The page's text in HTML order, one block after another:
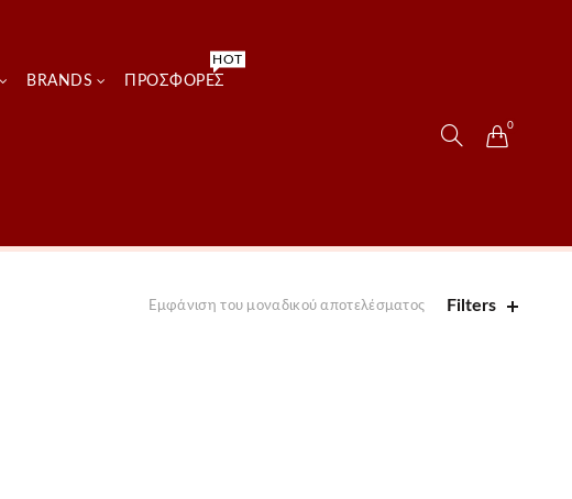
BRANDS ΠΡΟΣΦΟΡΈΣ
HOT
0
Εμφάνιση του μοναδικού αποτελέσματος Filters